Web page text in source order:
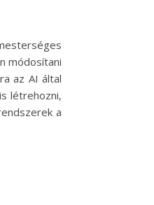
módosítani
az AI által
létrehozni,
a